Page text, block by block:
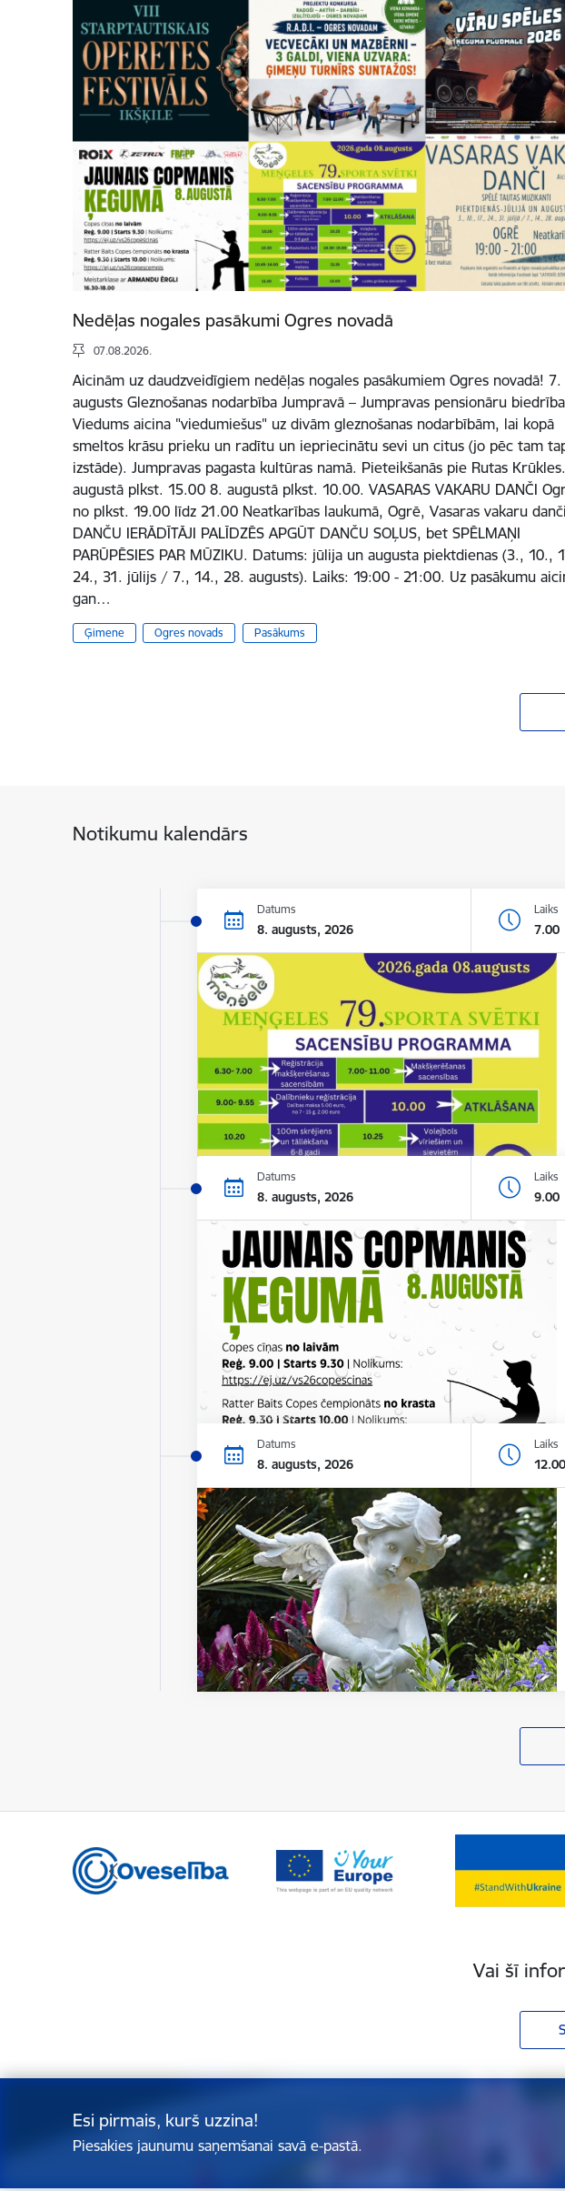
Nedēļas nogales pasākumi Ogres novadā
07.08.2026.
Aicinām uz daudzveidīgiem nedēļas nogales pasākumiem Ogres novadā! 7.
augusts Gleznošanas nodarbība Jumpravā – Jumpravas pensionāru biedrība
Viedums aicina "viedumiešus" uz divām gleznošanas nodarbībām, lai kopā
smeltos krāsu prieku un radītu un iepriecinātu sevi un citus (jo pēc tam
izstāde). Jumpravas pagasta kultūras namā. Pieteikšanās pie Rutas
augustā plkst. 15.00 8. augustā plkst. 10.00. VASARAS VAKARU DANČI
no plkst. 19.00 līdz 21.00 Neatkarības laukumā, Ogrē, Vasaras vakaru
DANČU IERĀDĪTĀJI PALĪDZĒS APGŪT DANČU SOĻUS, bet SPĒLMAŅI
PARŪPĒSIES PAR MŪZIKU. Datums: jūlija un augusta piektdienas (3., 10.,
24., 31. jūlijs / 7., 14., 28. augusts). Laiks: 19:00 - 21:00. Uz pasākumu
gan…
Ģimene Ogres novads Pasākums
Notikumu kalendārs
Datums
8. augusts, 2026
Laiks
7.00
Datums
8. augusts, 2026
Laiks
9.00
Datums
8. augusts, 2026
Laiks
12.00
Vai šī
Esi pirmais, kurš uzzina!
Piesakies jaunumu saņemšanai savā e-pastā.